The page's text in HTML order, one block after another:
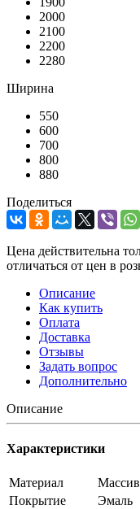
2000
2100
2200
2280
Ширина
550
600
700
800
880
Поделиться
Цена действительна
отличаться от цен в
Описание
Как купить
Оплата
Доставка
Отзывы
Задать вопрос
Дополнительно
Описание
Характеристики
Материал
Покрытие
Эмаль